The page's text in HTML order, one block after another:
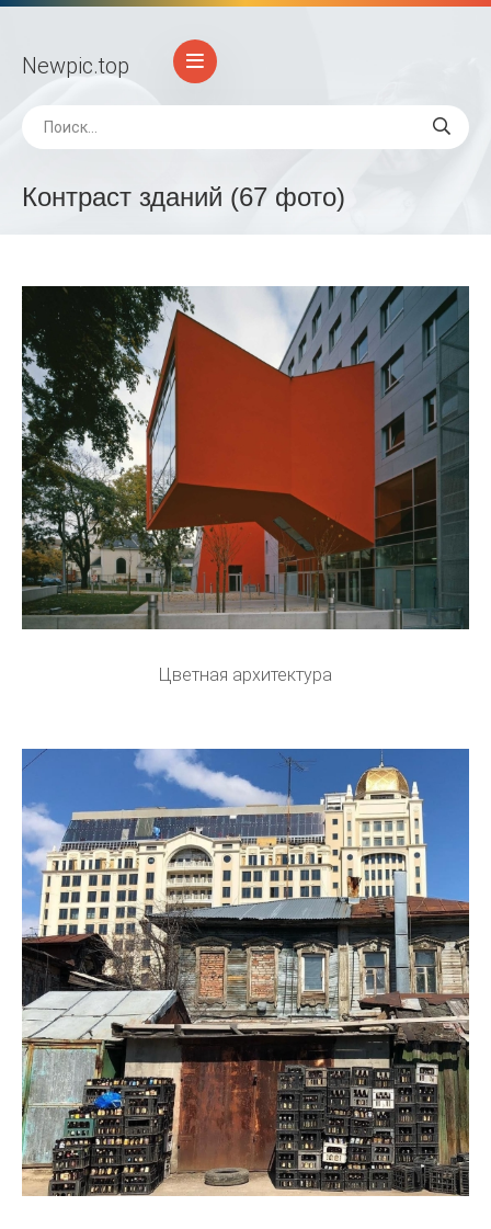
Newpic.top
Контраст зданий (67 фото)
Цветная архитектура